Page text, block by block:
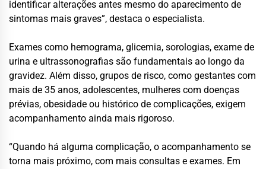
identificar alterações antes mesmo do aparecimento de
sintomas mais graves”, destaca o especialista.
Exames como hemograma, glicemia, sorologias, exame de
urina e ultrassonografias são fundamentais ao longo da
gravidez. Além disso, grupos de risco, como gestantes com
mais de 35 anos, adolescentes, mulheres com doenças
prévias, obesidade ou histórico de complicações, exigem
acompanhamento ainda mais rigoroso.
“Quando há alguma complicação, o acompanhamento se
torna mais próximo, com mais consultas e exames. Em